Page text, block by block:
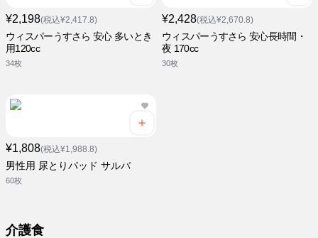
¥2,198(税込¥2,417.8)
ウィスパーうすさら 安心 多いとき
用120cc
34枚
¥2,428(税込¥2,670.8)
ウィスパーうすさら 安心長時間・
夜 170cc
30枚
¥1,808(税込¥1,988.8)
男性用 尿とりパッド サルバ
60枚
介護食